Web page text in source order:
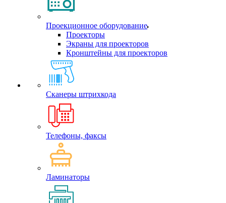
Проекционное оборудование
Проекторы
Экраны для проекторов
Кронштейны для проекторов
Сканеры штрихкода
Телефоны, факсы
Ламинаторы